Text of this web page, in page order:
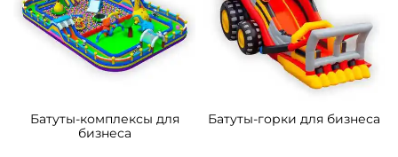
Батуты-комплексы для
бизнеса
Батуты-горки для бизнеса